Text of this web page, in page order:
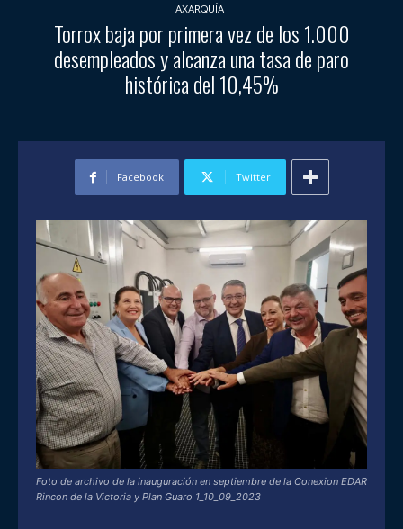
AXARQUÍA
Torrox baja por primera vez de los 1.000
desempleados y alcanza una tasa de paro
histórica del 10,45%
Facebook Twitter
Foto de archivo de la inauguración en septiembre de la Conexion EDAR
Rincon de la Victoria y Plan Guaro 1_10_09_2023